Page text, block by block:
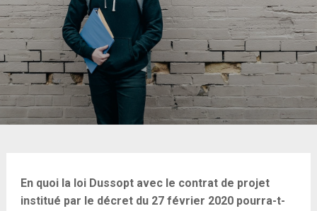
En quoi la loi Dussopt avec le contrat de projet
institué par le décret du 27 février 2020 pourra-t-